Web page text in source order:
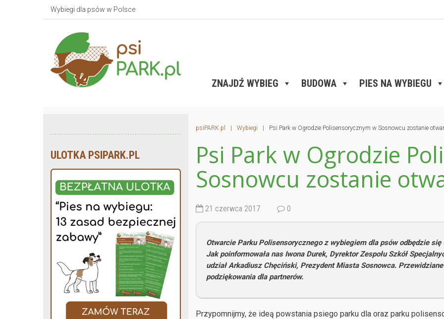
Wybiegi dla psów w Polsce
ZNAJDŹ WYBIEG BUDOWA PIES NA WYBIEGU
ULOTKA PSIPARK.PL
psiPARK.pl Wybiegi Psi Park w Ogrodzie Polisensorycznym w Sosnowcu zostanie
Psi Park w Ogrodzie
Sosnowcu zostanie
21 czerwca 2017 0
Otwarcie Parku Polisensorycznego z wybiegiem dla psów odbędzie
Jak poinformowała nas Iwona Durek, Dyrektor Zespołu Szkół
udział Arkadiusz Chęciński, Prezydent Miasta Sosnowca.
podziękowania dla partnerów.
Przypomnijmy, że ideą powstania psiego parku dla oraz parku